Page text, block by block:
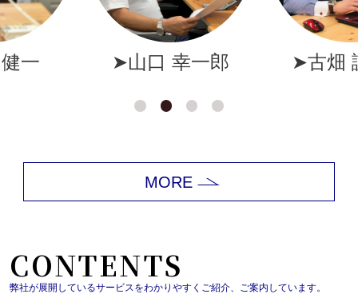
郎 ➤古畑 誠一郎 ➤岩井
MORE
CONTENTS
弊社が展開しているサービスをわかりやすくご紹介、ご案内しています。